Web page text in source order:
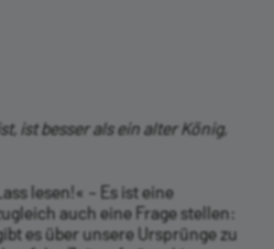
ist besser als ein alter König,
lesen!« – Es ist eine
auch eine Frage stellen:
es über unsere Ursprünge zu